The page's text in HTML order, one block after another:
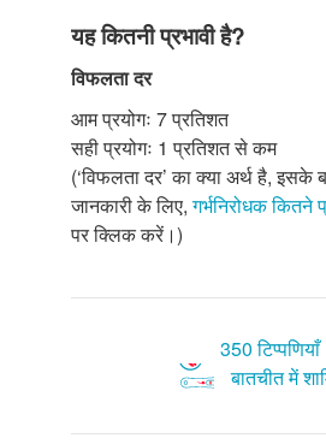
यह कितनी प्रभावी है?
विफलता दर
आम प्रयोगः 7 प्रतिशत
सही प्रयोगः 1 प्रतिशत से कम
(‘विफलता दर’ का क्या अर्थ है, इसके
जानकारी के लिए,गर्भनिरोधक कितने
पर क्लिक करें।)
350 टिप्पणियाँ
बातचीत में